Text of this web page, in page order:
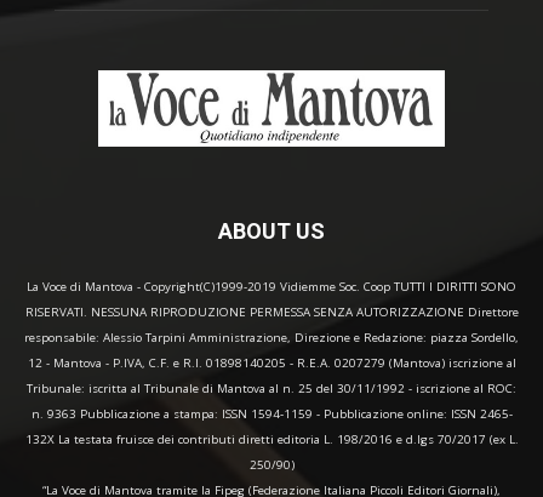
ABOUT US
La Voce di Mantova - Copyright(C)1999-2019 Vidiemme Soc. Coop TUTTI I DIRITTI SONO
RISERVATI. NESSUNA RIPRODUZIONE PERMESSA SENZA AUTORIZZAZIONE Direttore
responsabile: Alessio Tarpini Amministrazione, Direzione e Redazione: piazza Sordello,
12 - Mantova - P.IVA, C.F. e R.I. 01898140205 - R.E.A. 0207279 (Mantova) iscrizione al
Tribunale: iscritta al Tribunale di Mantova al n. 25 del 30/11/1992 - iscrizione al ROC:
n. 9363 Pubblicazione a stampa: ISSN 1594-1159 - Pubblicazione online: ISSN 2465-
132X La testata fruisce dei contributi diretti editoria L. 198/2016 e d.lgs 70/2017 (ex L.
250/90)
“La Voce di Mantova tramite la Fipeg (Federazione Italiana Piccoli Editori Giornali),